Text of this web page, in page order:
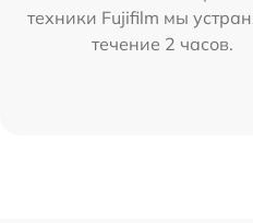
техники Fujifilm мы
течение 2 часов.